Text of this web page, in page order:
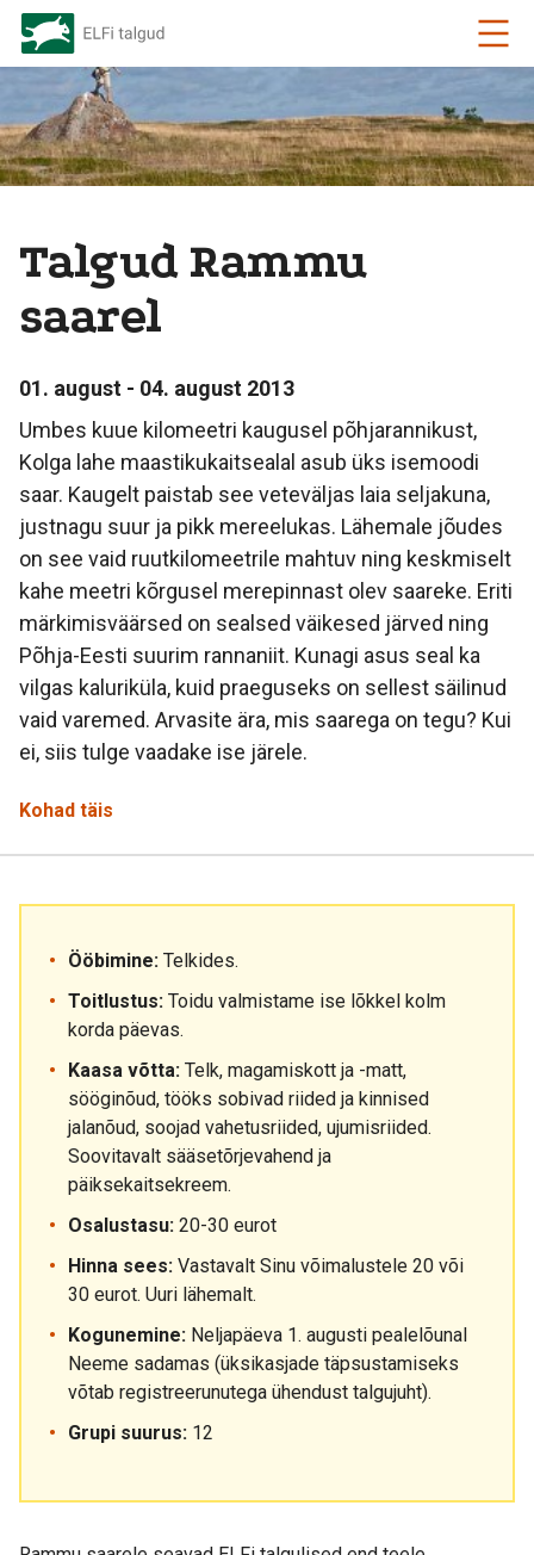
Talgud Rammu
saarel
01. august - 04. august 2013
Umbes kuue kilomeetri kaugusel põhjarannikust,
Kolga lahe maastikukaitsealal asub üks isemoodi
saar. Kaugelt paistab see veteväljas laia seljakuna,
justnagu suur ja pikk mereelukas. Lähemale jõudes
on see vaid ruutkilomeetrile mahtuv ning keskmiselt
kahe meetri kõrgusel merepinnast olev saareke. Eriti
märkimisväärsed on sealsed väikesed järved ning
Põhja-Eesti suurim rannaniit. Kunagi asus seal ka
vilgas kaluriküla, kuid praeguseks on sellest säilinud
vaid varemed. Arvasite ära, mis saarega on tegu? Kui
ei, siis tulge vaadake ise järele.
Kohad täis
Ööbimine: Telkides.
Toitlustus: Toidu valmistame ise lõkkel kolm
korda päevas.
Kaasa võtta: Telk, magamiskott ja -matt,
sööginõud, tööks sobivad riided ja kinnised
jalanõud, soojad vahetusriided, ujumisriided.
Soovitavalt sääsetõrjevahend ja
päiksekaitsekreem.
Osalustasu: 20-30 eurot
Hinna sees: Vastavalt Sinu võimalustele 20 või
30 eurot. Uuri lähemalt.
Kogunemine: Neljapäeva 1. augusti pealelõunal
Neeme sadamas (üksikasjade täpsustamiseks
võtab registreerunutega ühendust talgujuht).
Grupi suurus: 12